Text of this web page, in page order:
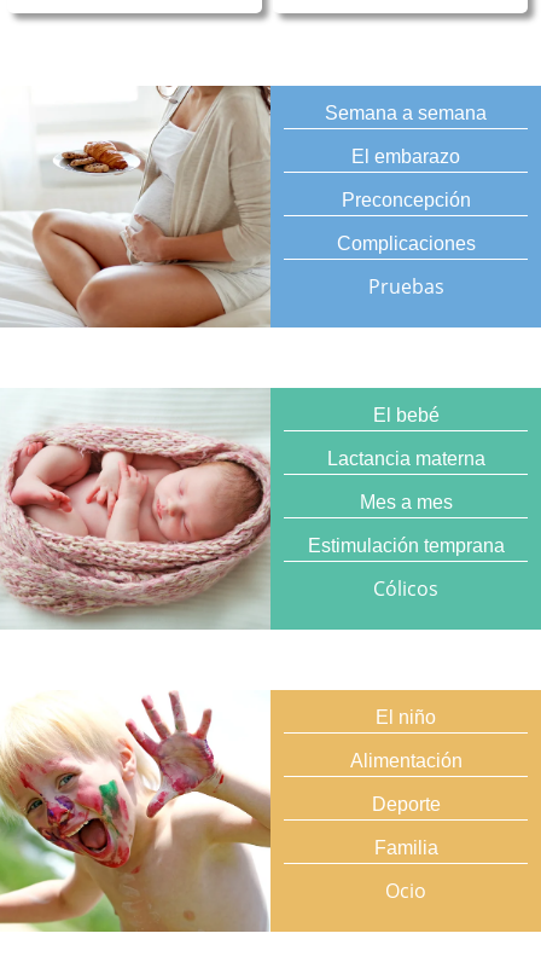
Semana a semana
El embarazo
Preconcepción
Complicaciones
Pruebas
El bebé
Lactancia materna
Mes a mes
Estimulación temprana
Cólicos
El niño
Alimentación
Deporte
Familia
Ocio